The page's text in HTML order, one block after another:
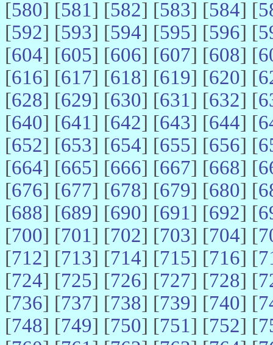
[580] [581] [582] [583] [584] [
[592] [593] [594] [595] [596] [
[604] [605] [606] [607] [608] [
[616] [617] [618] [619] [620] [
[628] [629] [630] [631] [632] [
[640] [641] [642] [643] [644] [
[652] [653] [654] [655] [656] [
[664] [665] [666] [667] [668] [
[676] [677] [678] [679] [680] [
[688] [689] [690] [691] [692] [
[700] [701] [702] [703] [704] [
[712] [713] [714] [715] [716] [
[724] [725] [726] [727] [728] [
[736] [737] [738] [739] [740] [
[748] [749] [750] [751] [752] [